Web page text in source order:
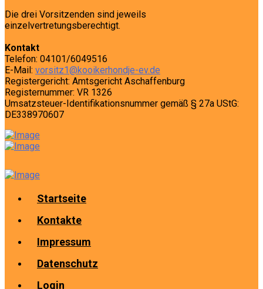
Die drei Vorsitzenden sind jeweils
einzelvertretungsberechtigt.
Kontakt
Telefon: 04101/6049516
E-Mail: vorsitz1@kooikerhondje-ev.de
Registergericht: Amtsgericht Aschaffenburg
Registernummer: VR 1326
Umsatzsteuer-Identifikationsnummer gemäß § 27a UStG:
DE338970607
Startseite
Kontakte
Impressum
Datenschutz
Login